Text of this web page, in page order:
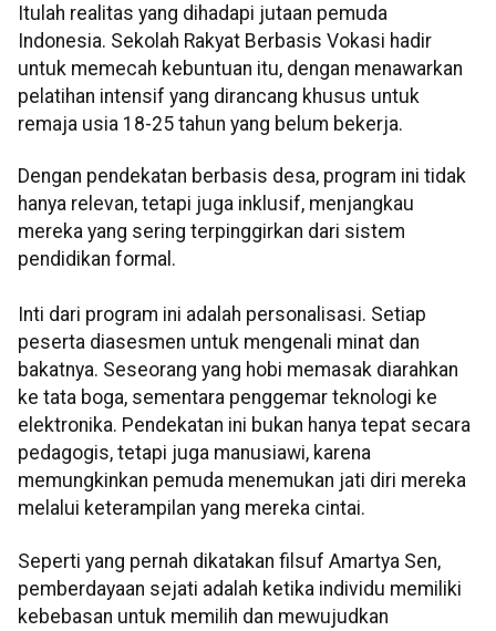
Itulah realitas yang dihadapi jutaan pemuda
Indonesia. Sekolah Rakyat Berbasis Vokasi hadir
untuk memecah kebuntuan itu, dengan menawarkan
pelatihan intensif yang dirancang khusus untuk
remaja usia 18-25 tahun yang belum bekerja.
Dengan pendekatan berbasis desa, program ini tidak
hanya relevan, tetapi juga inklusif, menjangkau
mereka yang sering terpinggirkan dari sistem
pendidikan formal.
Inti dari program ini adalah personalisasi. Setiap
peserta diasesmen untuk mengenali minat dan
bakatnya. Seseorang yang hobi memasak diarahkan
ke tata boga, sementara penggemar teknologi ke
elektronika. Pendekatan ini bukan hanya tepat secara
pedagogis, tetapi juga manusiawi, karena
memungkinkan pemuda menemukan jati diri mereka
melalui keterampilan yang mereka cintai.
Seperti yang pernah dikatakan filsuf Amartya Sen,
pemberdayaan sejati adalah ketika individu memiliki
kebebasan untuk memilih dan mewujudkan